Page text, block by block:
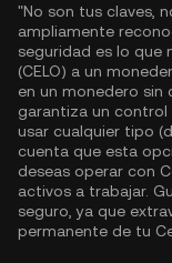
"No son tus claves,
ampliamente
seguridad es lo que
(CELO) a un
en un monedero
garantiza un control
usar cualquier tipo
cuenta que esta
deseas operar con
activos a trabajar.
seguro, ya que
permanente de tu